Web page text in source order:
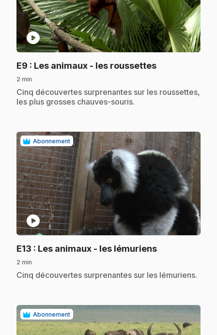
play_circle
E9 : Les animaux - les roussettes.
2 min
.Cinq découvertes surprenantes sur les roussettes,
les plus grosses chauves-souris.
Abonnement
play_circle
E13 : Les animaux - les lémuriens.
2 min
.Cinq découvertes surprenantes sur les lémuriens.
Abonnement